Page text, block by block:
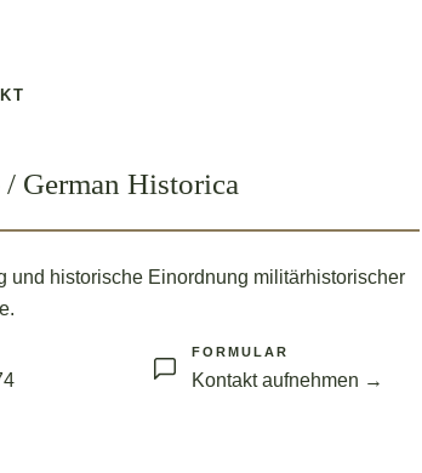
German Historica
und historische Einordnung militärhistorischer
FORMULAR
Kontakt aufnehmen →